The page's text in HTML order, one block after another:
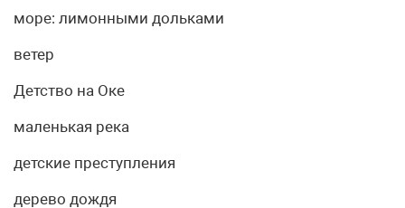
море: лимонными дольками
ветер
Детство на Оке
маленькая река
детские преступления
дерево дождя